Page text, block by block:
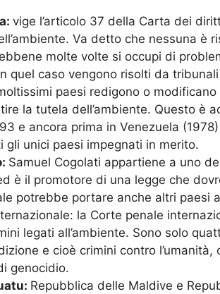
vige l’articolo 37 della Carta dei
Va detto che nessuna è
molte volte si occupi di
quel caso vengono risolti da
paesi redigono o
la tutela dell’ambiente. Questo è
e ancora prima in Venezuela
gli unici paesi impegnati in merito.
Samuel Cogolati appartiene a uno
è il promotore di una legge che
potrebbe portare anche altri paesi
la Corte penale
legati all’ambiente. Sono solo
e cioè crimini contro
genocidio.
Repubblica delle Maldive e